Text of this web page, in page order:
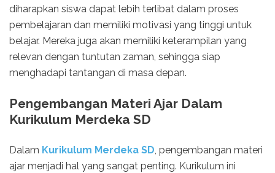
diharapkan siswa dapat lebih terlibat dalam proses
pembelajaran dan memiliki motivasi yang tinggi untuk
belajar. Mereka juga akan memiliki keterampilan yang
relevan dengan tuntutan zaman, sehingga siap
menghadapi tantangan di masa depan.
Pengembangan Materi Ajar Dalam
Kurikulum Merdeka SD
Dalam Kurikulum Merdeka SD, pengembangan materi
ajar menjadi hal yang sangat penting. Kurikulum ini